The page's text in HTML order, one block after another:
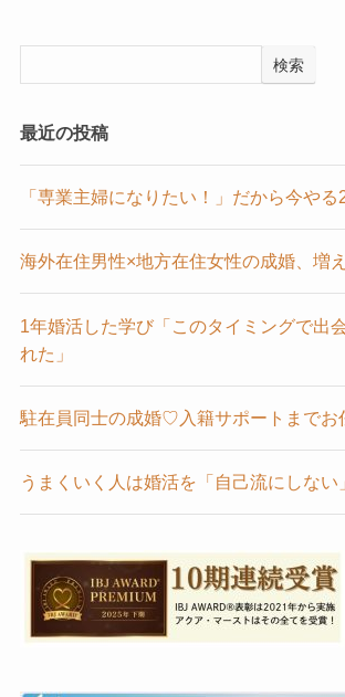
検索
最近の投稿
「専業主婦になりたい！」だから今やる
海外在住男性×地方在住女性の成婚、増
1年婚活した学び「このタイミングで出
れた」
駐在員同士の成婚♡入籍サポートまでお
うまくいく人は婚活を「自己流にしない」